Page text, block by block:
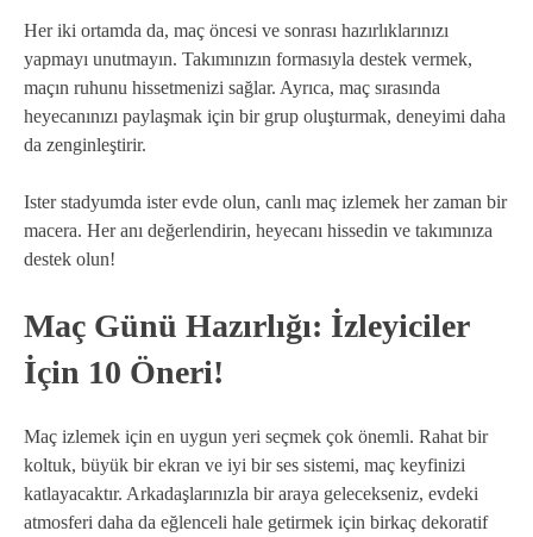
Her iki ortamda da, maç öncesi ve sonrası hazırlıklarınızı
yapmayı unutmayın. Takımınızın formasıyla destek vermek,
maçın ruhunu hissetmenizi sağlar. Ayrıca, maç sırasında
heyecanınızı paylaşmak için bir grup oluşturmak, deneyimi daha
da zenginleştirir.
Ister stadyumda ister evde olun, canlı maç izlemek her zaman bir
macera. Her anı değerlendirin, heyecanı hissedin ve takımınıza
destek olun!
Maç Günü Hazırlığı: İzleyiciler
İçin 10 Öneri!
Maç izlemek için en uygun yeri seçmek çok önemli. Rahat bir
koltuk, büyük bir ekran ve iyi bir ses sistemi, maç keyfinizi
katlayacaktır. Arkadaşlarınızla bir araya gelecekseniz, evdeki
atmosferi daha da eğlenceli hale getirmek için birkaç dekoratif